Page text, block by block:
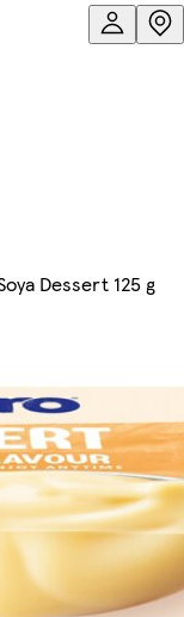
Dessert 125 g